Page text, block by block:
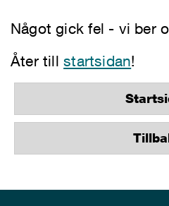
Något gick fel - vi ber
Åter tillstartsidan!